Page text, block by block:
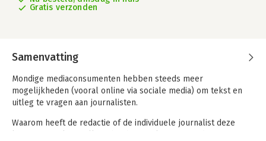
Gratis verzonden
Samenvatting
Mondige mediaconsumenten hebben steeds meer
mogelijkheden (vooral online via sociale media) om tekst en
uitleg te vragen aan journalisten.
Waarom heeft de redactie of de individuele journalist deze